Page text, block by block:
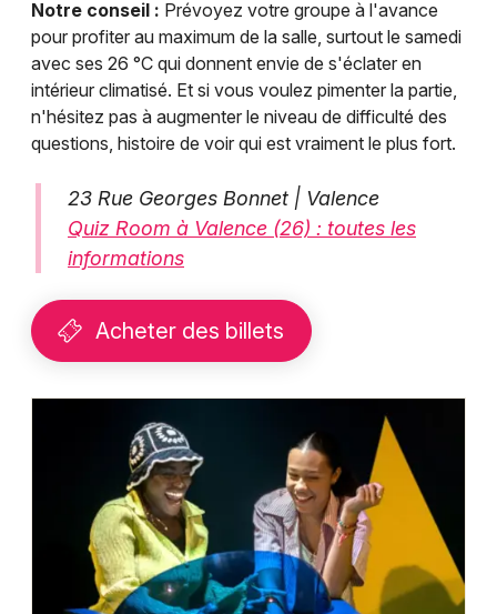
Notre conseil : Prévoyez votre groupe à l'avance
pour profiter au maximum de la salle, surtout le samedi
avec ses 26 °C qui donnent envie de s'éclater en
intérieur climatisé. Et si vous voulez pimenter la partie,
n'hésitez pas à augmenter le niveau de difficulté des
questions, histoire de voir qui est vraiment le plus fort.
23 Rue Georges Bonnet | Valence
Quiz Room à Valence (26) : toutes les
informations
Acheter des billets